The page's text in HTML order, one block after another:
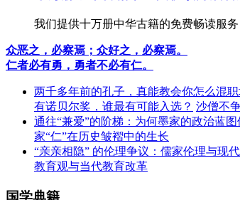
我们提供十万册中华古籍的免费畅读服
众恶之，必察焉；众好之，必察焉。
仁者必有勇，勇者不必有仁。
两千多年前的孔子，真能教会你怎么混职
有诺贝尔奖，谁最有可能入选？ 沙僧不
通往“兼爱”的阶梯：为何墨家的政治蓝图
家“仁”在历史皱褶中的生长
“亲亲相隐” 的伦理争议：儒家伦理与现
教育观与当代教育改革
国学典籍